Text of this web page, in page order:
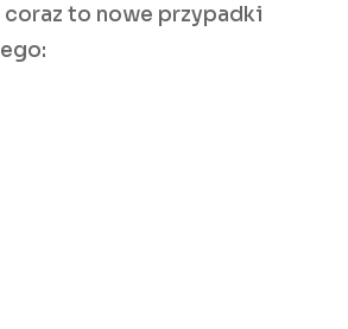
to nowe przypadki